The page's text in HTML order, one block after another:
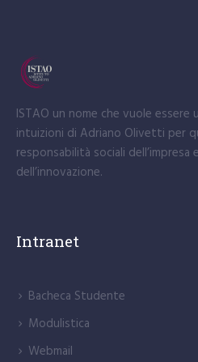
ISTAO un nome che vuole essere
intuizioni di Adriano Olivetti per
responsabilità sociali
dell’innovazione.
Intranet
Bacheca Studente
Modulistica
Webmail